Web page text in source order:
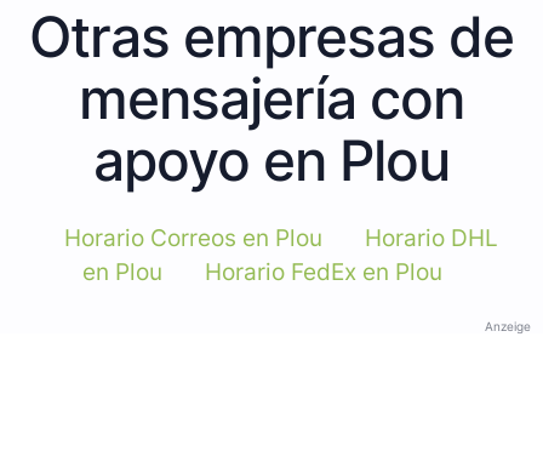
Otras empresas de
mensajería con
apoyo en Plou
Horario Correos en Plou
Horario DHL
en Plou
Horario FedEx en Plou
Anzeige